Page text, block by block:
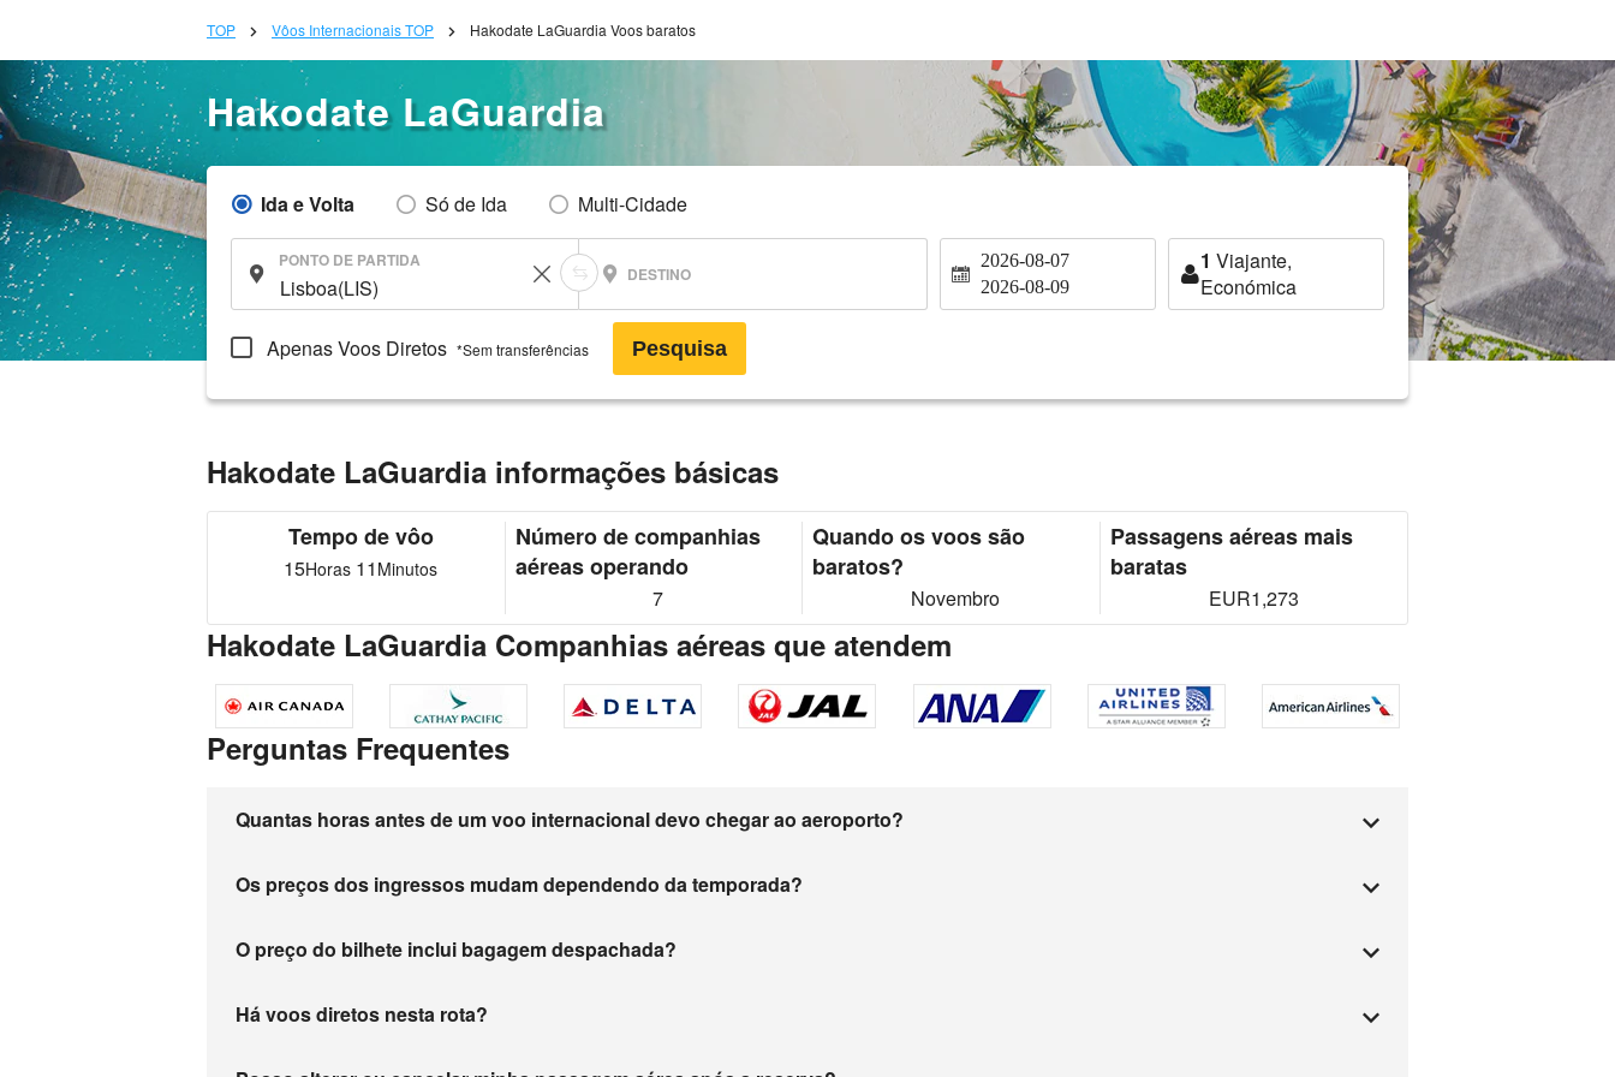
TOP Vôos Internacionais TOP Hakodate LaGuardia Voos baratos
Hakodate LaGuardia
Ida e Volta Só de Ida Multi-Cidade
PONTO DE PARTIDA
DESTINO
2026-08-07
2026-08-09
1 Viajante,
Económica
Apenas Voos Diretos *Sem transferências Pesquisa
Hakodate LaGuardia informações básicas
Tempo de vôo
15Horas 11 Minutos
Número de companhias
aéreas operando
7
Quando os voos são
baratos?
Novembro
Passagens aéreas mais
baratas
EUR1,273
Hakodate LaGuardia Companhias aéreas que atendem
Perguntas Frequentes
Quantas horas antes de um voo internacional devo chegar ao aeroporto?
Os preços dos ingressos mudam dependendo da temporada?
O preço do bilhete inclui bagagem despachada?
Há voos diretos nesta rota?